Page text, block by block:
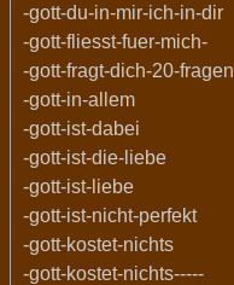
-gott-du-in-mir-ich-in-dir
-gott-fliesst-fuer-mich-
-gott-fragt-dich-20-fragen
-gott-in-allem
-gott-ist-dabei
-gott-ist-die-liebe
-gott-ist-liebe
-gott-ist-nicht-perfekt
-gott-kostet-nichts
-gott-kostet-nichts-----